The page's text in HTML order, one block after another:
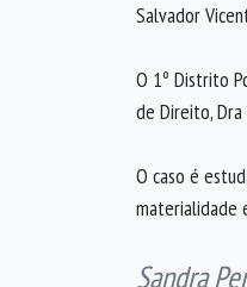
Salvador
O 1º Distrito
de Direito, Dra
O caso é
materialidade
Sandra